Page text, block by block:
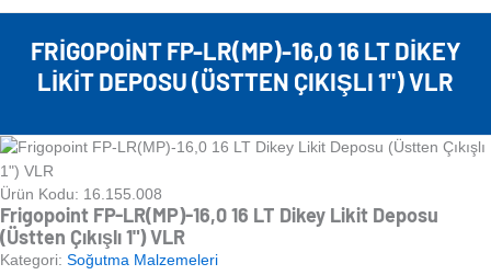
FRIGOPOINT FP-LR(MP)-16,0 16 LT DIKEY
LIKIT DEPOSU (ÜSTTEN ÇIKIŞLI 1") VLR
Ürün Kodu: 16.155.008
Frigopoint FP-LR(MP)-16,0 16 LT Dikey Likit Deposu
(Üstten Çıkışlı 1") VLR
Kategori: Soğutma Malzemeleri